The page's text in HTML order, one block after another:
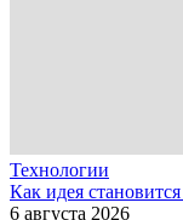
Технологии
Как идея
6 августа 2026